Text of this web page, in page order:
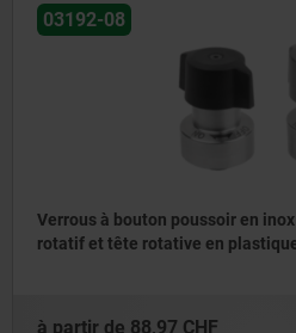
03192-08
Verrous à bouton poussoir en
rotatif et tête rotative en
à partir de 88,97 CHF